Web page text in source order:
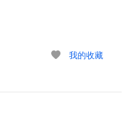
我的收藏